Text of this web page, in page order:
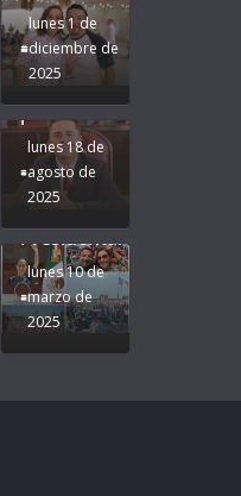
lunes 1 de
diciembre de
2025
San
Andrés
Tuxtla
presente.
lunes 18 de
agosto de
2025
Presidenta!
lunes 10 de
marzo de
2025